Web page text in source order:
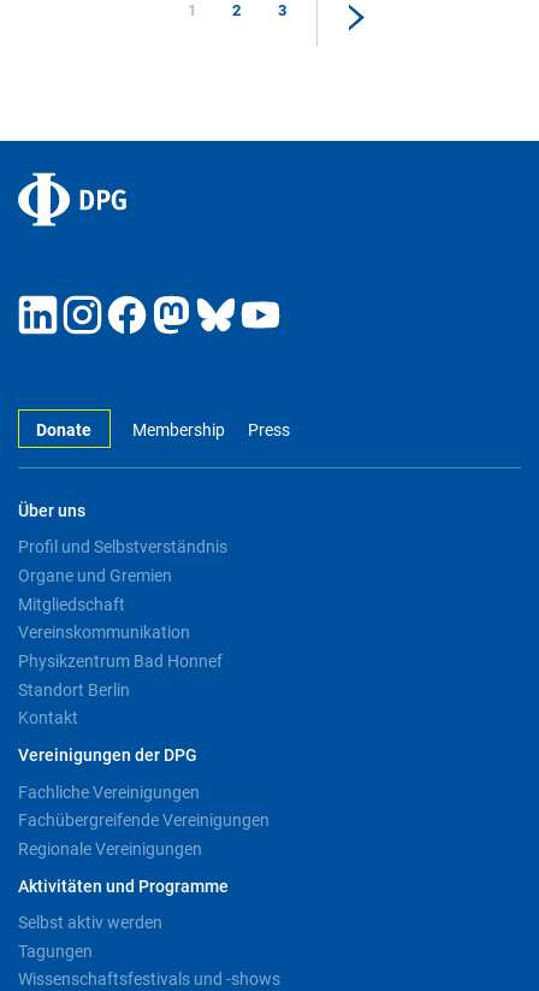
1 2 3
Donate Membership Press
Über uns
Profil und Selbstverständnis
Organe und Gremien
Mitgliedschaft
Vereinskommunikation
Physikzentrum Bad Honnef
Standort Berlin
Kontakt
Vereinigungen der DPG
Fachliche Vereinigungen
Fachübergreifende Vereinigungen
Regionale Vereinigungen
Aktivitäten und Programme
Selbst aktiv werden
Tagungen
Wissenschaftsfestivals und -shows